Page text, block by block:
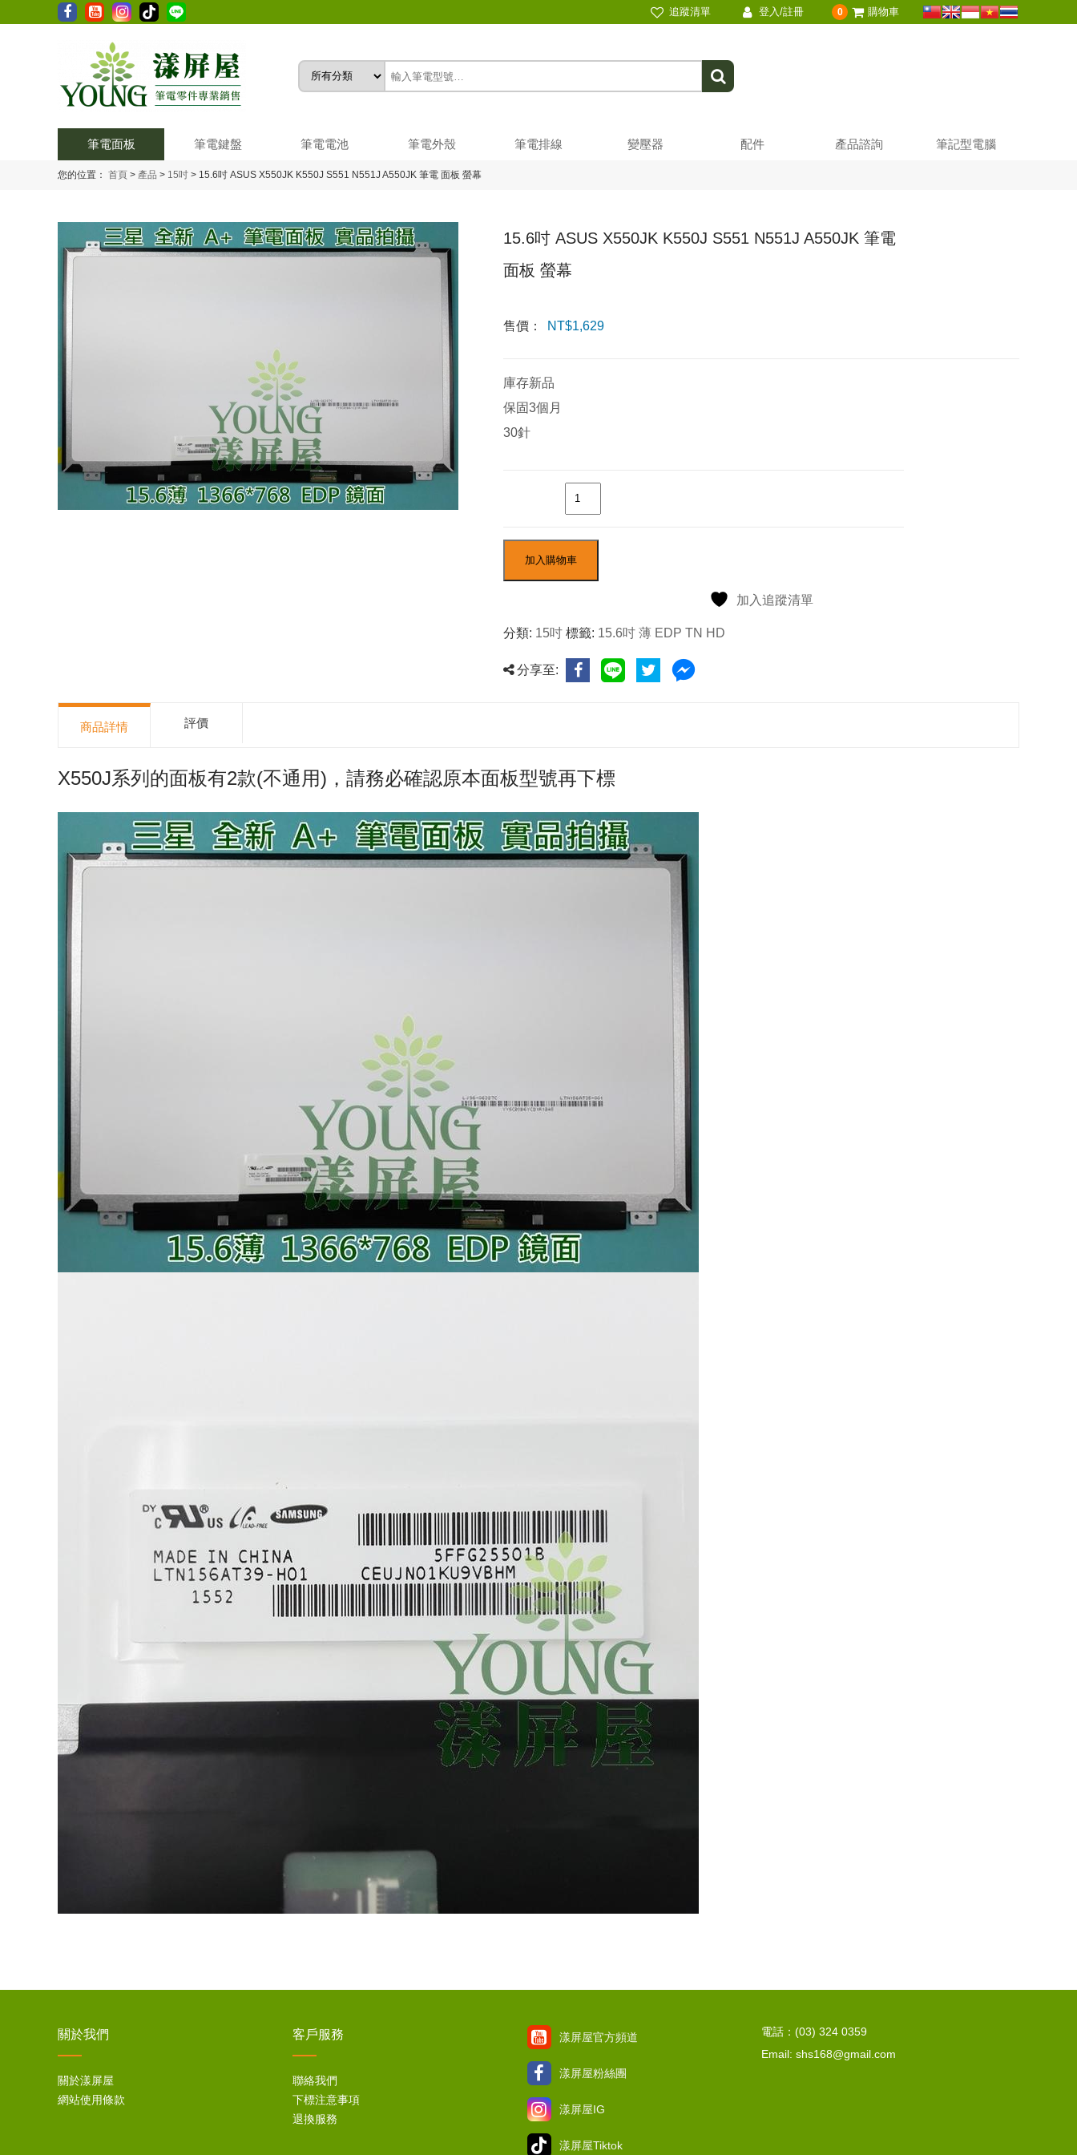
追蹤清單 登入/註冊 0 購物車
筆電面板 筆電鍵盤 筆電電池 筆電外殼 筆電排線 變壓器 配件 產品諮詢 筆記型電腦
您的位置： 首頁 > 產品 > 15吋 > 15.6吋 ASUS X550JK K550J S551 N551J A550JK 筆電 面板 螢幕
15.6吋 ASUS X550JK K550J S551 N551J A550JK 筆電
面板 螢幕
售價： NT$1,629
庫存新品
保固3個月
30針
加入購物車
加入追蹤清單
分類: 15吋 標籤: 15.6吋 薄 EDP TN HD
分享至:
商品詳情 評價
X550J系列的面板有2款(不通用)，請務必確認原本面板型號再下標
關於我們
關於漾屏屋
網站使用條款
客戶服務
聯絡我們
下標注意事項
退換服務
漾屏屋官方頻道
漾屏屋粉絲團
漾屏屋IG
漾屏屋Tiktok
電話：(03) 324 0359
Email: shs168@gmail.com